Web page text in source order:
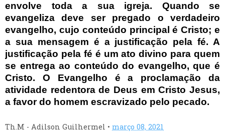
envolve toda a sua igreja. Quando se
evangeliza deve ser pregado o verdadeiro
evangelho, cujo conteúdo principal é Cristo; e
a sua mensagem é a justificação pela fé. A
justificação pela fé é um ato divino para quem
se entrega ao conteúdo do evangelho, que é
Cristo. O Evangelho é a proclamação da
atividade redentora de Deus em Cristo Jesus,
a favor do homem escravizado pelo pecado.
Th.M - Adilson Guilhermel • março 08, 2021